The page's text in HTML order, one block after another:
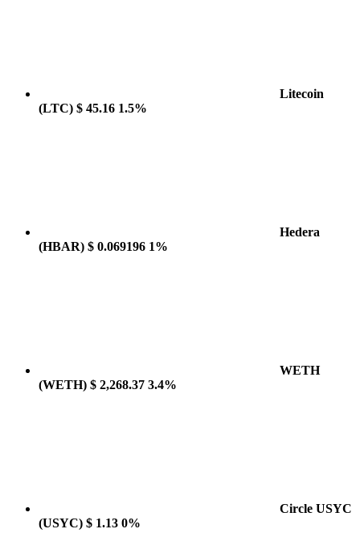
Litecoin
(LTC) $ 45.16 1.5%
Hedera
(HBAR) $ 0.069196 1%
WETH
(WETH) $ 2,268.37 3.4%
Circle USYC
(USYC) $ 1.13 0%